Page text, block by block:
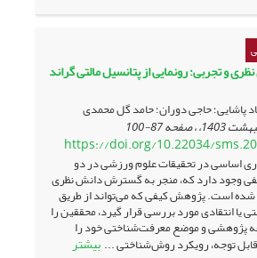
و تجربی: رونمایی از پتانسیل مالتی گراند
پاشایی؛ حاجی دوران؛ حامد گل محمدی
87-100
https://doi.org/10.22034/
اساسی در تحقیقات علوم ورزشی در دو
وجود دارد که، منجر به گسترش دانش نظری
شده است. پژوهش کیفی که می‌تواند از طریق
یا انتقادی مورد بررسی قرار گیرد، محققین را
پژوهشی و موضع معرفت‌شناختی خود را
توجه، رویکرد روش‌شناختی ... بیشتر